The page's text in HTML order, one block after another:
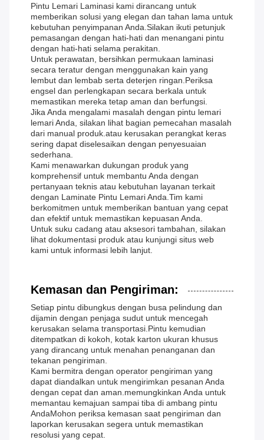
Pintu Lemari Laminasi kami dirancang untuk
memberikan solusi yang elegan dan tahan lama untuk
kebutuhan penyimpanan Anda.Silakan ikuti petunjuk
pemasangan dengan hati-hati dan menangani pintu
dengan hati-hati selama perakitan.
Untuk perawatan, bersihkan permukaan laminasi
secara teratur dengan menggunakan kain yang
lembut dan lembab serta deterjen ringan.Periksa
engsel dan perlengkapan secara berkala untuk
memastikan mereka tetap aman dan berfungsi.
Jika Anda mengalami masalah dengan pintu lemari
lemari Anda, silakan lihat bagian pemecahan masalah
dari manual produk.atau kerusakan perangkat keras
sering dapat diselesaikan dengan penyesuaian
sederhana.
Kami menawarkan dukungan produk yang
komprehensif untuk membantu Anda dengan
pertanyaan teknis atau kebutuhan layanan terkait
dengan Laminate Pintu Lemari Anda.Tim kami
berkomitmen untuk memberikan bantuan yang cepat
dan efektif untuk memastikan kepuasan Anda.
Untuk suku cadang atau aksesori tambahan, silakan
lihat dokumentasi produk atau kunjungi situs web
kami untuk informasi lebih lanjut.
Kemasan dan Pengiriman:
Setiap pintu dibungkus dengan busa pelindung dan
dijamin dengan penjaga sudut untuk mencegah
kerusakan selama transportasi.Pintu kemudian
ditempatkan di kokoh, kotak karton ukuran khusus
yang dirancang untuk menahan penanganan dan
tekanan pengiriman.
Kami bermitra dengan operator pengiriman yang
dapat diandalkan untuk mengirimkan pesanan Anda
dengan cepat dan aman.memungkinkan Anda untuk
memantau kemajuan sampai tiba di ambang pintu
AndaMohon periksa kemasan saat pengiriman dan
laporkan kerusakan segera untuk memastikan
resolusi yang cepat.